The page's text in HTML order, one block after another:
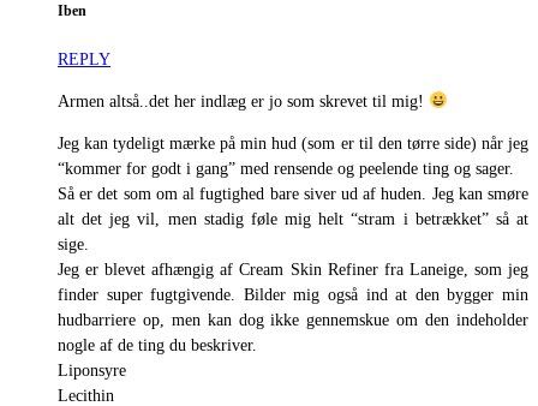
Iben
REPLY
Armen altså..det her indlæg er jo som skrevet til mig!
Jeg kan tydeligt mærke på min hud (som er til den tørre side) når jeg
“kommer for godt i gang” med rensende og peelende ting og sager.
Så er det som om al fugtighed bare siver ud af huden. Jeg kan smøre
alt det jeg vil, men stadig føle mig helt “stram i betrækket” så at
sige.
Jeg er blevet afhængig af Cream Skin Refiner fra Laneige, som jeg
finder super fugtgivende. Bilder mig også ind at den bygger min
hudbarriere op, men kan dog ikke gennemskue om den indeholder
nogle af de ting du beskriver.
Liponsyre
Lecithin